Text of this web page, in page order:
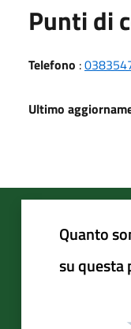
Punti di
Telefono :
Ultimo
Quanto
su questa